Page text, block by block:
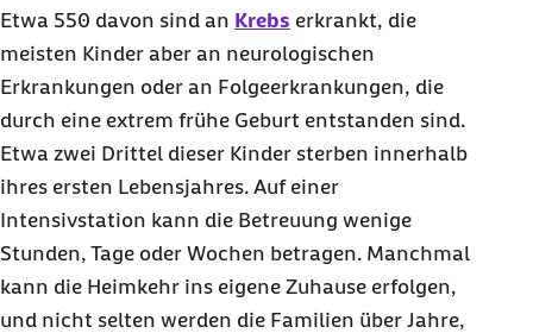
Etwa 550 davon sind an Krebs erkrankt, die
meisten Kinder aber an neurologischen
Erkrankungen oder an Folgeerkrankungen, die
durch eine extrem frühe Geburt entstanden sind.
Etwa zwei Drittel dieser Kinder sterben innerhalb
ihres ersten Lebensjahres. Auf einer
Intensivstation kann die Betreuung wenige
Stunden, Tage oder Wochen betragen. Manchmal
kann die Heimkehr ins eigene Zuhause erfolgen,
und nicht selten werden die Familien über Jahre,